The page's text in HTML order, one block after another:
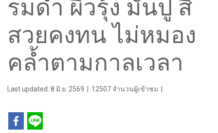
รมดำ ผิวรุ้ง มันปู สี
สวยคงทน ไม่หมอง
คล้ำตามกาลเวลา
Last updated: 8 มิ.ย. 2569 12507 จำนวนผู้เข้าชม